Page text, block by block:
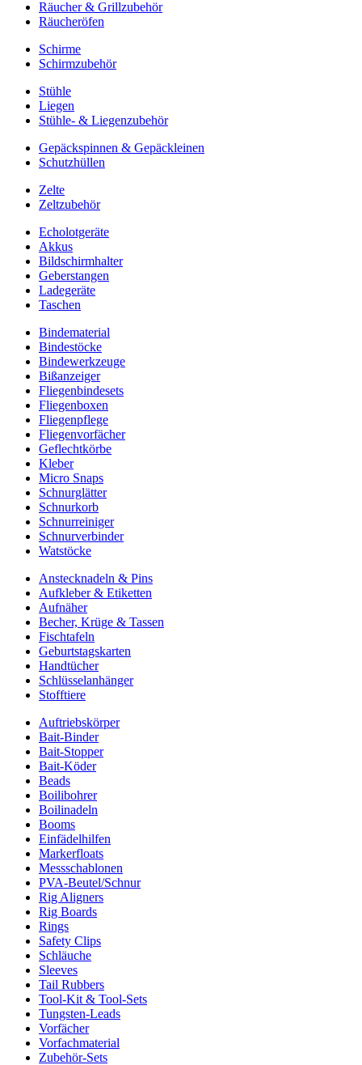
Räucher & Grillzubehör
Räucheröfen
Schirme
Schirmzubehör
Stühle
Liegen
Stühle- & Liegenzubehör
Gepäckspinnen & Gepäckleinen
Schutzhüllen
Zelte
Zeltzubehör
Echolotgeräte
Akkus
Bildschirmhalter
Geberstangen
Ladegeräte
Taschen
Bindematerial
Bindestöcke
Bindewerkzeuge
Bißanzeiger
Fliegenbindesets
Fliegenboxen
Fliegenpflege
Fliegenvorfächer
Geflechtkörbe
Kleber
Micro Snaps
Schnurglätter
Schnurkorb
Schnurreiniger
Schnurverbinder
Watstöcke
Anstecknadeln & Pins
Aufkleber & Etiketten
Aufnäher
Becher, Krüge & Tassen
Fischtafeln
Geburtstagskarten
Handtücher
Schlüsselanhänger
Stofftiere
Auftriebskörper
Bait-Binder
Bait-Stopper
Bait-Köder
Beads
Boilibohrer
Boilinadeln
Booms
Einfädelhilfen
Markerfloats
Messschablonen
PVA-Beutel/Schnur
Rig Aligners
Rig Boards
Rings
Safety Clips
Schläuche
Sleeves
Tail Rubbers
Tool-Kit & Tool-Sets
Tungsten-Leads
Vorfächer
Vorfachmaterial
Zubehör-Sets